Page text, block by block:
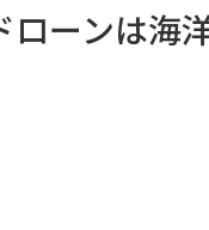
ーンは海